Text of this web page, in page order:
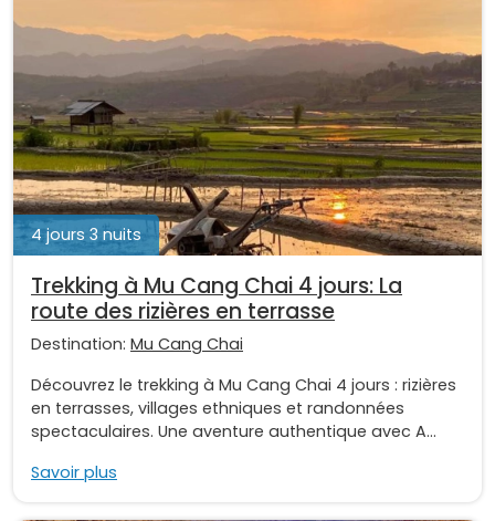
4 jours 3 nuits
Trekking à Mu Cang Chai 4 jours: La
route des rizières en terrasse
Destination: Mu Cang Chai
Découvrez le trekking à Mu Cang Chai 4 jours : rizières
en terrasses, villages ethniques et randonnées
spectaculaires. Une aventure authentique avec A...
Savoir plus